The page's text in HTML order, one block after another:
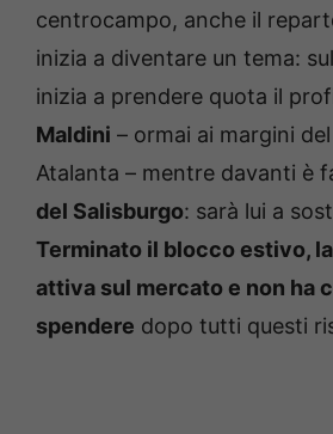
centrocampo, anche il
inizia a diventare un tema:
inizia a prendere quota il
Maldini – ormai ai margini
Atalanta – mentre davanti è
del Salisburgo: sarà lui a
Terminato il blocco estivo,
attiva sul mercato e non ha
spendere dopo tutti questi